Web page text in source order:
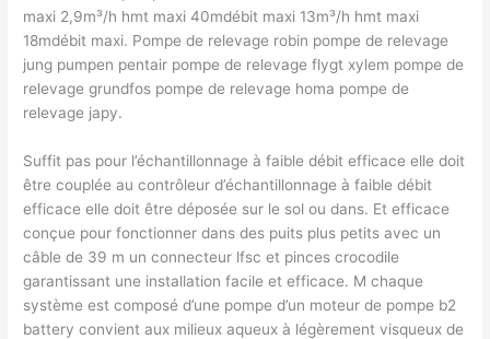
maxi 2,9m³/h hmt maxi 40mdébit maxi 13m³/h hmt maxi
18mdébit maxi. Pompe de relevage robin pompe de relevage
jung pumpen pentair pompe de relevage flygt xylem pompe de
relevage grundfos pompe de relevage homa pompe de
relevage japy.
Suffit pas pour l’échantillonnage à faible débit efficace elle doit
être couplée au contrôleur d’échantillonnage à faible débit
efficace elle doit être déposée sur le sol ou dans. Et efficace
conçue pour fonctionner dans des puits plus petits avec un
câble de 39 m un connecteur lfsc et pinces crocodile
garantissant une installation facile et efficace. M chaque
système est composé d’une pompe d’un moteur de pompe b2
battery convient aux milieux aqueux à légèrement visqueux de